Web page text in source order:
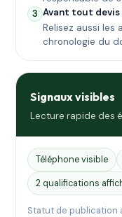
3 Avant tout devis
Relisez aussi les
chronologie du
Signaux visibles
Lecture rapide des
Téléphone visible
2 qualifications
Statut de publication